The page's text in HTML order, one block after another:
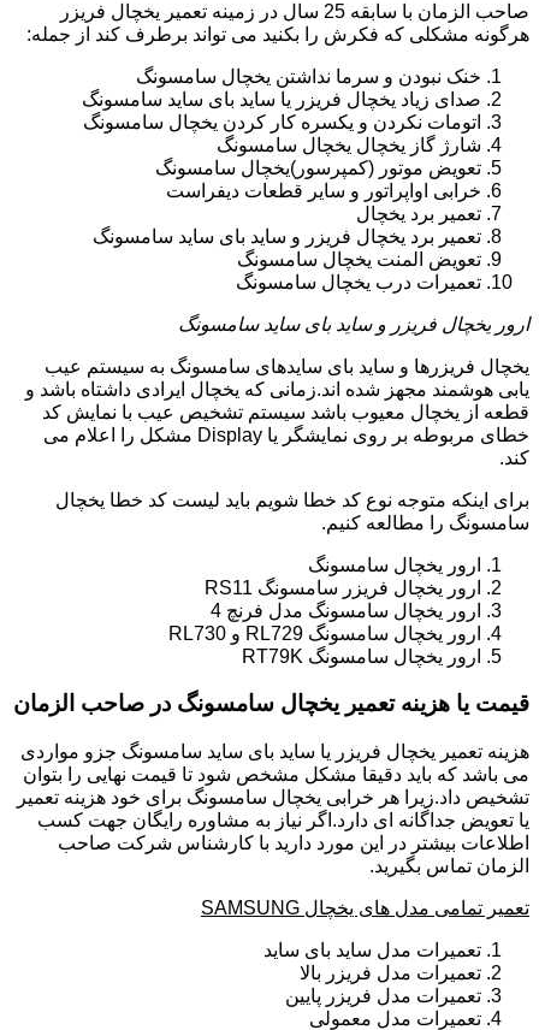
صاحب الزمان با سابقه 25 سال در زمینه تعمیر یخچال فریزر
هرگونه مشکلی که فکرش را بکنید می تواند برطرف کند از جمله:
خنک نبودن و سرما نداشتن یخچال سامسونگ
صدای زیاد یخچال فریزر یا ساید بای ساید سامسونگ
اتومات نکردن و یکسره کار کردن یخچال سامسونگ
شارژ گاز یخچال یخچال سامسونگ
تعویض موتور (کمپرسور)یخچال سامسونگ
خرابی اواپراتور و سایر قطعات دیفراست
تعمیر برد یخچال
تعمیر برد یخچال فریزر و ساید بای ساید سامسونگ
تعویض المنت یخچال سامسونگ
تعمیرات درب یخچال سامسونگ
ارور یخچال فریزر و ساید بای ساید سامسونگ
یخچال فریزرها و ساید بای سایدهای سامسونگ به سیستم عیب
یابی هوشمند مجهز شده اند.زمانی که یخچال ایرادی داشتاه باشد و
قطعه از یخچال معیوب باشد سیستم تشخیص عیب با نمایش کد
خطای مربوطه بر روی نمایشگر یا Display مشکل را اعلام می
کند.
برای اینکه متوجه نوع کد خطا شویم باید لیست کد خطا یخچال
سامسونگ را مطالعه کنیم.
ارور یخچال سامسونگ
ارور یخچال فریزر سامسونگ RS11
ارور یخچال سامسونگ مدل فرنچ 4
ارور یخچال سامسونگ RL729 و RL730
ارور یخچال سامسونگ RT79K
قیمت یا هزینه تعمیر یخچال سامسونگ در صاحب الزمان
هزینه تعمیر یخچال فریزر یا ساید بای ساید سامسونگ جزو مواردی
می باشد که باید دقیقا مشکل مشخص شود تا قیمت نهایی را بتوان
تشخیص داد.زیرا هر خرابی یخچال سامسونگ برای خود هزینه تعمیر
یا تعویض جداگانه ای دارد.اگر نیاز به مشاوره رایگان جهت کسب
اطلاعات بیشتر در این مورد دارید با کارشناس شرکت صاحب
الزمان تماس بگیرید.
تعمیر تمامی مدل های یخچال SAMSUNG
تعمیرات مدل ساید بای ساید
تعمیرات مدل فریزر بالا
تعمیرات مدل فریزر پایین
تعمیرات مدل معمولی